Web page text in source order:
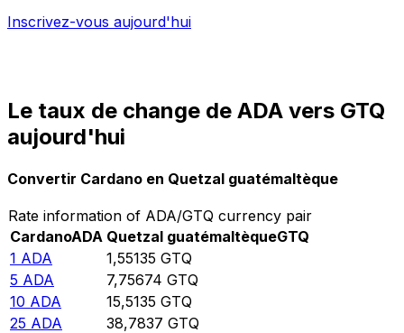
Inscrivez-vous aujourd'hui
Le taux de change de ADA vers GTQ
aujourd'hui
Convertir Cardano en Quetzal guatémaltèque
Rate information of ADA/GTQ currency pair
CardanoADA Quetzal guatémaltèqueGTQ
1 ADA 1,55135 GTQ
5 ADA 7,75674 GTQ
10 ADA 15,5135 GTQ
25 ADA 38,7837 GTQ